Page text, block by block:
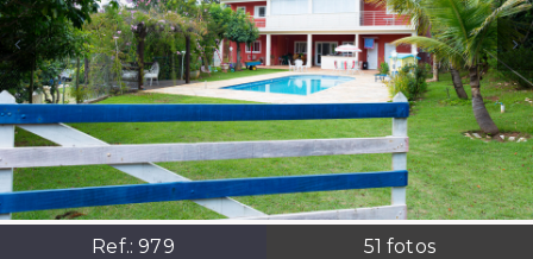
Ref.:979 51 fotos